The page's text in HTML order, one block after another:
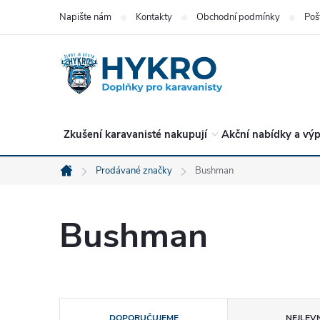
Napište nám Kontakty Obchodní podmínky
Zkušení karavanisté nakupují Akční nabídky a
Domů
Prodávané značky Bushman
Bushman